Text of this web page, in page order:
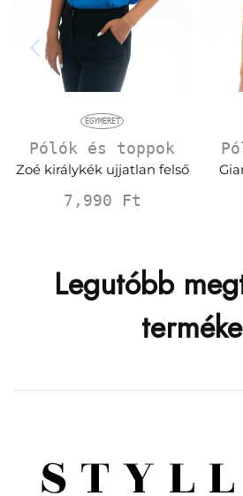
EGYMÉRET
Pólók és toppok
Zoé királykék ujjatlan felső
7,990 Ft
Legutóbb